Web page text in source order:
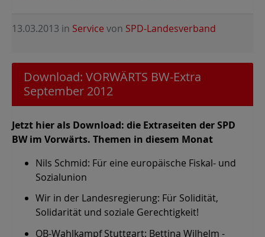
13.03.2013 in Service von SPD-Landesverband
Download: VORWÄRTS BW-Extra
September 2012
Jetzt hier als Download: die Extraseiten der SPD
BW im Vorwärts. Themen in diesem Monat
Nils Schmid: Für eine europäische Fiskal- und
Sozialunion
Wir in der Landesregierung: Für Solidität,
Solidarität und soziale Gerechtigkeit!
OB-Wahlkampf Stuttgart: Bettina Wilhelm -